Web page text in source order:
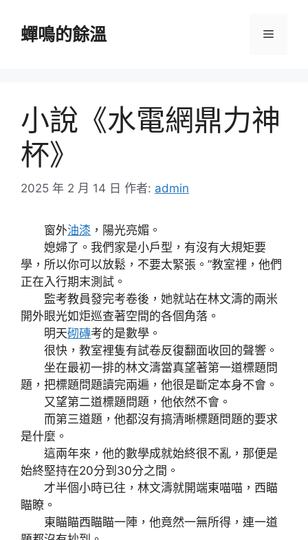
蟬鳴的餘溫 選
小說《水電網鼎力神
杯》
2025 年 2 月 14 日 作者: admin
窗外油漆 ，陽光亮媚。
媳婦了。我們家是小戶型，有沒有大規矩要
學，所以你可以放鬆，不要太緊張。”教室裡，他們
正在入行期末測試。
監考教員發完考卷後，她就站在林文濤的兩米
開外眼光如炬巡查著空間的各個角落。
明天砌磚考的是數學。
很快，教室裡隻有試卷反復翻面收回的聲響。
坐在最初一排的林文濤當真望著第一道標題問
題，把標題問題讀完兩遍，他很是斷定本身不會。
又望第二道標題問題，他依然不會。
而第三道題，他都沒有搞清晰標題問題的要求
是什麼。
這兩年來，他的數學成就始終很不亂，那便是
始終堅持在20分到30分之間。
才半個小時已往，林文濤就開端東喵喵，西瞄
瞄瞭。
東瞄瞄西瞄瞄一陣，他竟然一無所得，連一道